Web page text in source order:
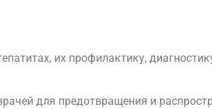
их профилактику,
для предотвращения и